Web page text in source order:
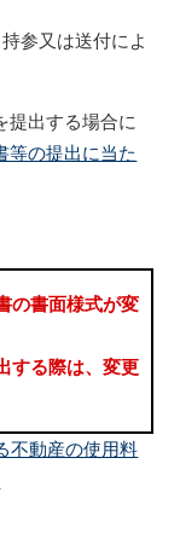
参又は送付によ
提出する場合に
等の提出に当た
の書面様式が変
する際は、変更
動産の使用料